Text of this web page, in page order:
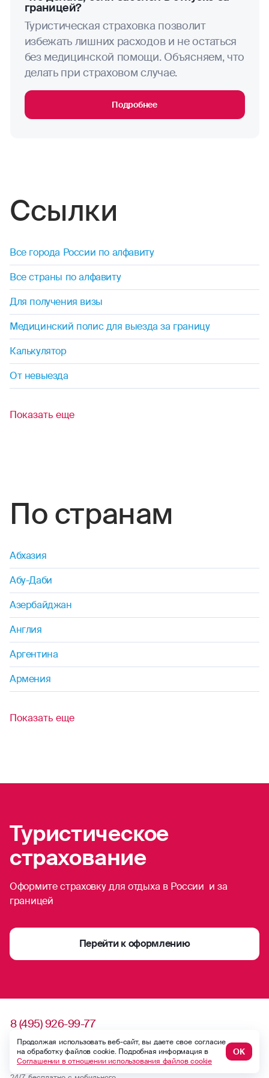
стрельба (любая)
синхронное плавание
фигурное катание
футбол
флорбол
фристайл
границей?
Туристическая страховка позволит
избежать лишних расходов и не остаться
без медицинской помощи. Объясняем, что
делать при страховом случае.
Подробнее
Ссылки
Все города России по алфавиту
Все страны по алфавиту
Для получения визы
Медицинский полис для выезда за границу
Калькулятор
От невыезда
Показать еще
По странам
Абхазия
Абу-Даби
Азербайджан
Англия
Аргентина
Армения
Показать еще
Туристическое
страхование
Оформите страховку для отдыха в России и за
границей
Перейти к оформлению
8 (495) 926-99-77
0530
Продолжая использовать веб-сайт, вы даете свое согласие
на обработку файлов cookie. Подробная информация в
Соглашении в отношении использования файлов cookie
ОК